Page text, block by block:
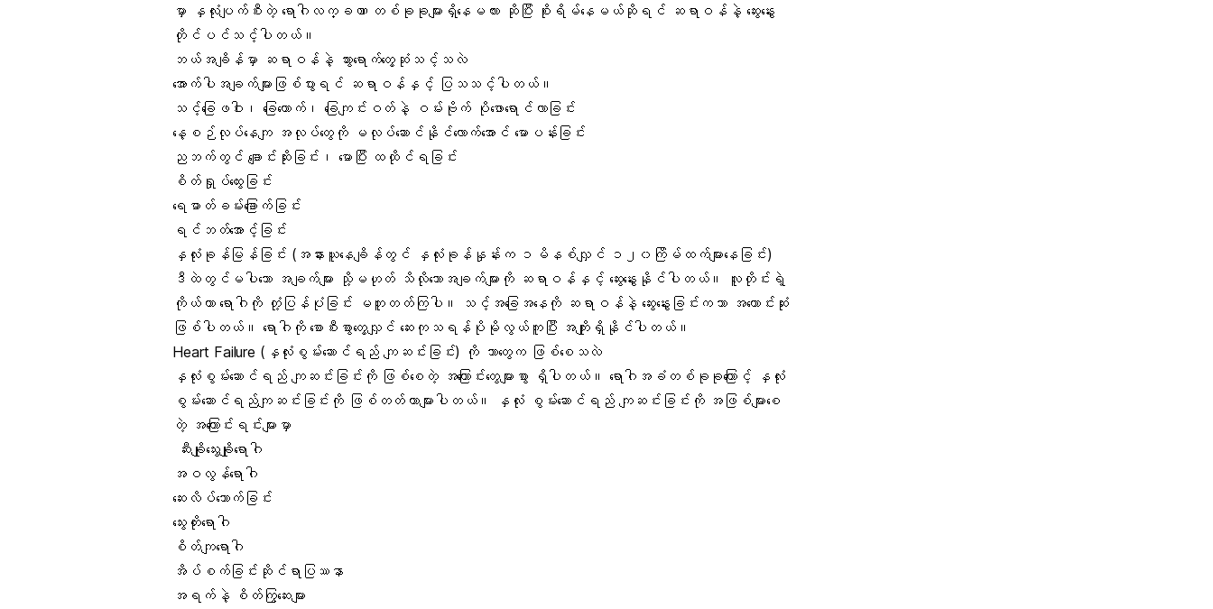
မှာ နှလုံးပျက်စီးတဲ့ ရောဂါလက္ခဏာ တစ်ခုခုများရှိနေမလား ဆိုပြီး စိုးရိမ်နေမယ်ဆိုရင် ဆရာဝန်နဲ့ ဆွေးနွေး
တိုင်ပင်သင့်ပါတယ်။
ဘယ်အချိန်မှာ ဆရာဝန်နဲ့ သွားရောက်တွေ့ဆုံသင့်သလဲ
အောက်ပါအချက်များဖြစ်ပွားရင် ဆရာဝန်နှင့် ပြသသင့်ပါတယ်။
သင့်ခြေဖဝါး၊ ခြေထောက်၊ ခြေကျင်းဝတ်နဲ့ ဝမ်းဗိုက် ပိုဖောရောင်လာခြင်း
နေ့စဉ်လုပ်နေကျ အလုပ်တွေကို မလုပ်ဆောင်နိုင်လောက်အောင် မောပန်းခြင်း
ညဘက်တွင် ချောင်းဆိုးခြင်း၊ မောပြီး ထထိုင်ရခြင်း
စိတ်ရှုပ်ထွေးခြင်း
ရေဓာတ်ခမ်းခြောက်ခြင်း
ရင်ဘတ်အောင့် ခြင်း
နှလုံးခုန်မြန် ခြင်း (အနားယူနေချိန်တွင် နှလုံးခုန်နှုန်းက ၁မိနစ်လျှင် ၁၂၀ကြိမ်ထက်များနေခြင်း)
ဒီထဲတွင်မပါသော အချက်များ သို့မဟုတ် သိလိုသောအချက်များကို ဆရာဝန်နှင့် ဆွေးနွေးနိုင်ပါတယ်။ လူတိုင်းရဲ့
ကိုယ်ဟာ ရောဂါကို တုံ့ပြန်ပုံခြင်း မတူတတ်ကြပါ။ သင့်အခြေအနေကို ဆရာဝန်နဲ့ ဆွေးနွေးခြင်းကသာ အကောင်းဆုံး
ဖြစ်ပါတယ်။ ရောဂါကို စောစီးစွာတွေ့လျှင် ဆေးကုသရန်ပိုမိုလွယ်ကူပြီး အကျိုးရှိနိုင်ပါတယ်။
Heart Failure (နှလုံးစွမ်းဆောင်ရည် ကျဆင်းခြင်း) ကို ဘာတွေက ဖြစ်စေသလဲ
နှလုံးစွမ်းဆောင်ရည် ကျဆင်းခြင်းကို ဖြစ်စေတဲ့ အကြောင်းတွေများစွာ ရှိပါတယ်။ ရောဂါအခံတစ်ခုခုကြောင့် နှလုံး
စွမ်းဆောင်ရည်ကျဆင်းခြင်းကို ဖြစ်တတ်တာများပါတယ်။ နှလုံး စွမ်းဆောင်ရည် ကျဆင်းခြင်းကို အဖြစ်များစေ
တဲ့ အကြောင်းရင်းများမှာ
ဆီးချိုသွေးချိုရောဂါ
အဝလွန်ရောဂါ
ဆေးလိပ်သောက်ခြင်း
သွေးတိုးရောဂါ
စိတ်ကျရောဂါ
အိပ်စက်ခြင်းဆိုင်ရာပြဿနာ
အရက်နဲ့ စိတ်ကြွဆေးများ